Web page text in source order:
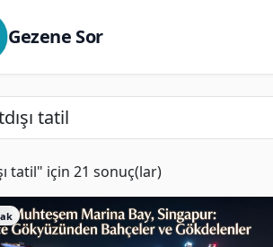
Gezene Sor
tatil" için 21 sonuç(lar)